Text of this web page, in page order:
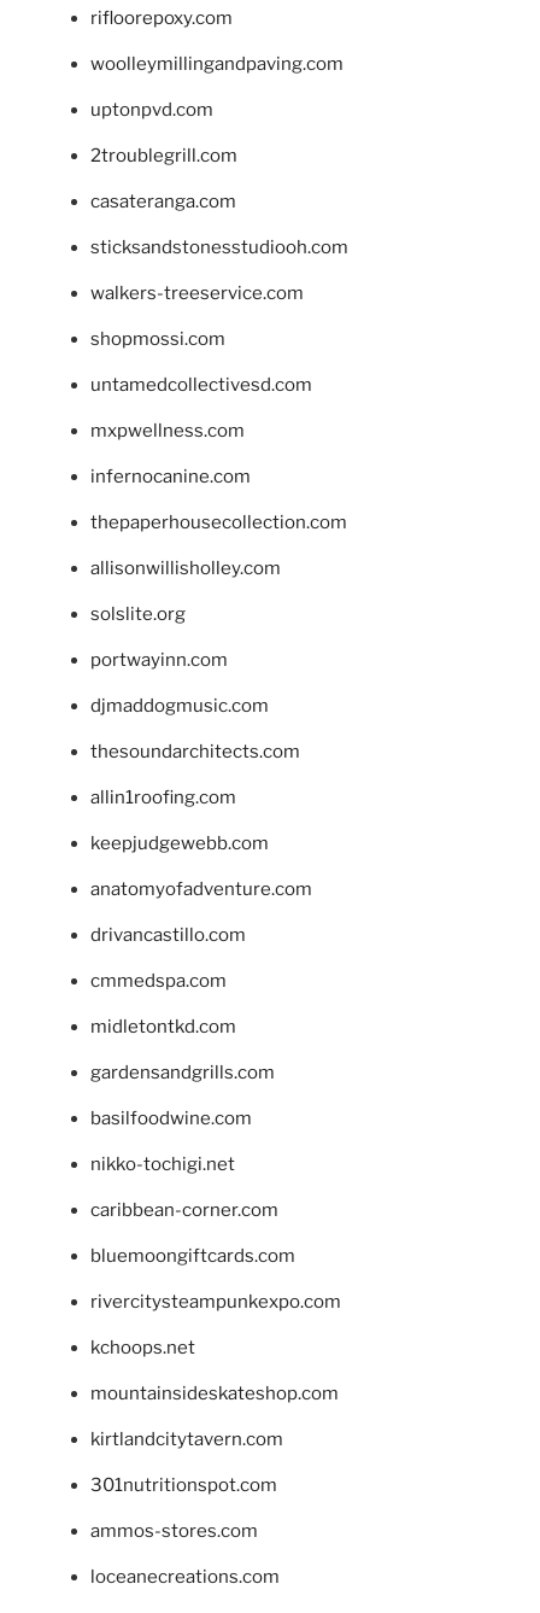
rifloorepoxy.com
woolleymillingandpaving.com
uptonpvd.com
2troublegrill.com
casateranga.com
sticksandstonesstudiooh.com
walkers-treeservice.com
shopmossi.com
untamedcollectivesd.com
mxpwellness.com
infernocanine.com
thepaperhousecollection.com
allisonwillisholley.com
solslite.org
portwayinn.com
djmaddogmusic.com
thesoundarchitects.com
allin1roofing.com
keepjudgewebb.com
anatomyofadventure.com
drivancastillo.com
cmmedspa.com
midletontkd.com
gardensandgrills.com
basilfoodwine.com
nikko-tochigi.net
caribbean-corner.com
bluemoongiftcards.com
rivercitysteampunkexpo.com
kchoops.net
mountainsideskateshop.com
kirtlandcitytavern.com
301nutritionspot.com
ammos-stores.com
loceanecreations.com